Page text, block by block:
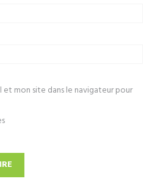
mon site dans le navigateur pour